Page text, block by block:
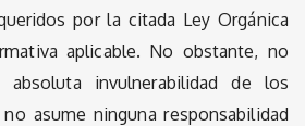
por la citada Ley Orgánica
aplicable. No obstante, no
absoluta invulnerabilidad de los
asume ninguna responsabilidad